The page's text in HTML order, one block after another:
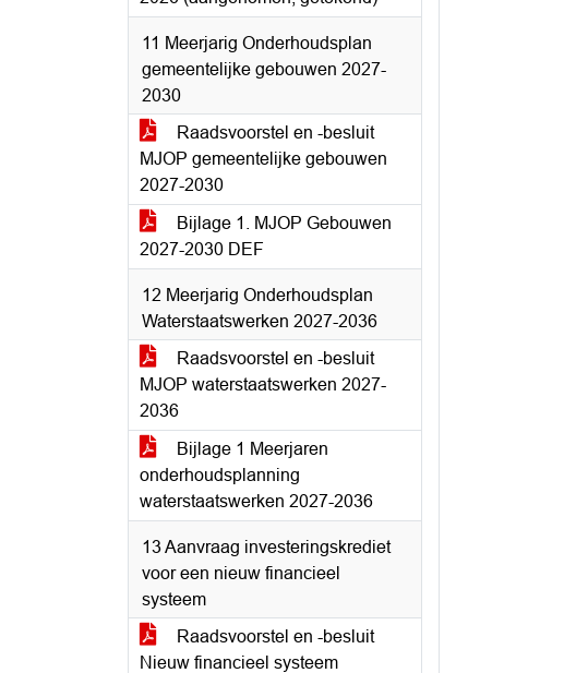
11 Meerjarig Onderhoudsplan
gemeentelijke gebouwen 2027-
2030
Raadsvoorstel en -besluit
MJOP gemeentelijke gebouwen
2027-2030
Bijlage 1. MJOP Gebouwen
2027-2030 DEF
12 Meerjarig Onderhoudsplan
Waterstaatswerken 2027-2036
Raadsvoorstel en -besluit
MJOP waterstaatswerken 2027-
2036
Bijlage 1 Meerjaren
onderhoudsplanning
waterstaatswerken 2027-2036
13 Aanvraag investeringskrediet
voor een nieuw financieel
systeem
Raadsvoorstel en -besluit
Nieuw financieel systeem